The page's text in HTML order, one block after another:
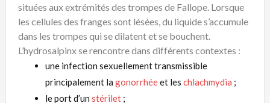
situées aux extrémités des trompes de Fallope. Lorsque
les cellules des franges sont lésées, du liquide s’accumule
dans les trompes qui se dilatent et se bouchent.
L’hydrosalpinx se rencontre dans différents contextes :
une infection sexuellement transmissible
principalement la gonorrhéeet les chlachmydia ;
le port d’un stérilet ;